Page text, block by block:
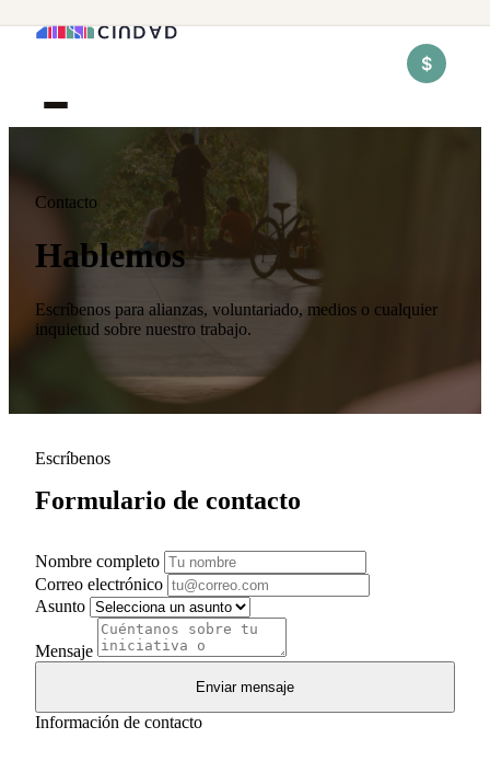
$
Contacto
Hablemos
Escríbenos para alianzas, voluntariado, medios o cualquier
inquietud sobre nuestro trabajo.
Escríbenos
Formulario de contacto
Nombre completo
Correo electrónico
Asunto
Mensaje
Enviar mensaje
Información de contacto